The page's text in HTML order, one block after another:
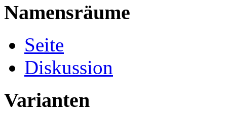
Namensräume
Seite
Diskussion
Varianten